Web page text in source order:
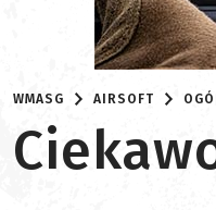
WMASG AIRSOFT